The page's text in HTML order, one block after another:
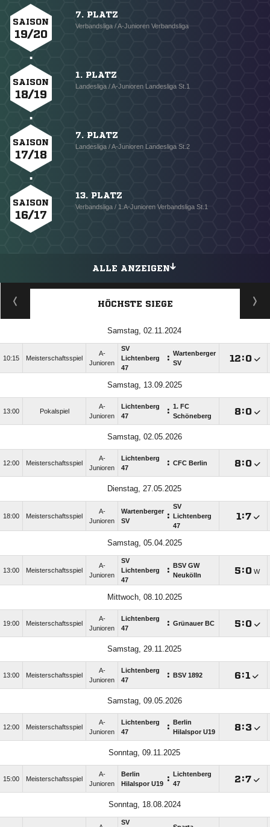
SAISON
19/20
7. PLATZ
Verbandsliga / A-Junioren Verbandsliga
SAISON
18/19
1. PLATZ
Landesliga / A-Junioren Landesliga St.1
SAISON
17/18
7. PLATZ
Landesliga / A-Junioren Landesliga St.2
SAISON
16/17
13. PLATZ
Verbandsliga / 1.A-Junioren Verbandsliga St.1
ALLE ANZEIGEN
HÖCHSTE SIEGE
Samstag, 02.11.2024
10:15 Meisterschaftsspiel
A-
Junioren
SV
Lichtenberg
47
: Wartenberger
SV
:
Samstag, 13.09.2025
13:00 Pokalspiel
A-
Junioren
Lichtenberg
47
: 1. FC
Schöneberg
:
Samstag, 02.05.2026
12:00 Meisterschaftsspiel
A-
Junioren
Lichtenberg
47
: CFC Berlin :
Dienstag, 27.05.2025
18:00 Meisterschaftsspiel
A-
Junioren
Wartenberger
SV
:
SV
Lichtenberg
47
:
Samstag, 05.04.2025
13:00 Meisterschaftsspiel
A-
Junioren
SV
Lichtenberg
47
:
BSV GW
Neukölln
: W
Mittwoch, 08.10.2025
19:00 Meisterschaftsspiel
A-
Junioren
Lichtenberg
47
: Grünauer BC :
Samstag, 29.11.2025
13:00 Meisterschaftsspiel
A-
Junioren
Lichtenberg
47
: BSV 1892 :
Samstag, 09.05.2026
12:00 Meisterschaftsspiel
A-
Junioren
Lichtenberg
47
:
Berlin
Hilalspor U19
:
Sonntag, 09.11.2025
15:00 Meisterschaftsspiel
A-
Junioren
Berlin
Hilalspor U19 :
Lichtenberg
47
:
Sonntag, 18.08.2024
SV